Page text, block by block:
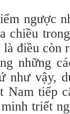
ngược
chiều
điều còn
những
như vậy,
Nam tiếp
triết